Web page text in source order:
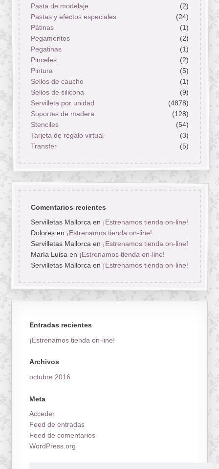
Pasta de modelaje
(2)
Pastas y efectos especiales
(24)
Pátinas
(1)
Pegamentos
(2)
Pegatinas
(1)
Pinceles
(2)
Pintura
(5)
Sellos de caucho
(1)
Sellos de silicona
(9)
Servilleta por unidad
(4878)
Soportes de madera
(128)
Stenciles
(54)
Tarjeta de regalo virtual
(3)
Transfer
(5)
Comentarios recientes
Servilletas Mallorca en ¡Estrenamos tienda on-line!
Doloresen ¡Estrenamos tienda on-line!
Servilletas Mallorca en ¡Estrenamos tienda on-line!
María Luisa en ¡Estrenamos tienda on-line!
Servilletas Mallorca en ¡Estrenamos tienda on-line!
Entradas recientes
¡Estrenamos tienda on-line!
Archivos
octubre 2016
Meta
Acceder
Feed de entradas
Feed de comentarios
WordPress.org